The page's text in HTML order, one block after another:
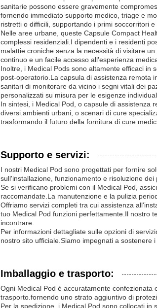
sanitarie possono essere gravemente
fornendo immediato supporto medico, triage e
ristretti o difficili, supportando i primi soccorritori
Nelle aree urbane, queste Capsule Compact
complessi residenziali.I dipendenti e i residenti
malattie croniche senza la necessità di visitare
continuo e un facile accesso all'esperienza
Inoltre, i Medical Pods sono altamente efficaci in
post-operatorio.La capsula di assistenza remota
sanitari di monitorare da vicino i segni vitali dei
personalizzati su misura per le esigenze
In sintesi, i Medical Pod, o capsule di assistenza
diversi.ambienti urbani, o scenari di cure
trasformando il futuro della fornitura di cure
Supporto e servizi:
I nostri Medical Pod sono progettati per fornire
sull'installazione, funzionamento e risoluzione dei
Se si verificano problemi con il Medical Pod,
raccomandate.La manutenzione e la pulizia
Offriamo servizi completi tra cui assistenza
tuo Medical Pod funzioni perfettamente.Il nostro
incontrare.
Per informazioni dettagliate sulle opzioni di
nostro sito ufficiale.Siamo impegnati a sostenere
Imballaggio e trasporto:
Ogni Medical Pod è accuratamente
trasporto.fornendo uno strato aggiuntivo di
Per la spedizione, i Medical Pod sono collocati